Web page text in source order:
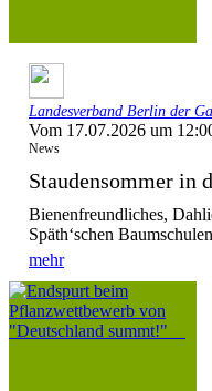
Landesverband Berlin der
Vom 17.07.2026 um
News
Staudensommer in
Bienenfreundliches,
Späth‘schen
mehr